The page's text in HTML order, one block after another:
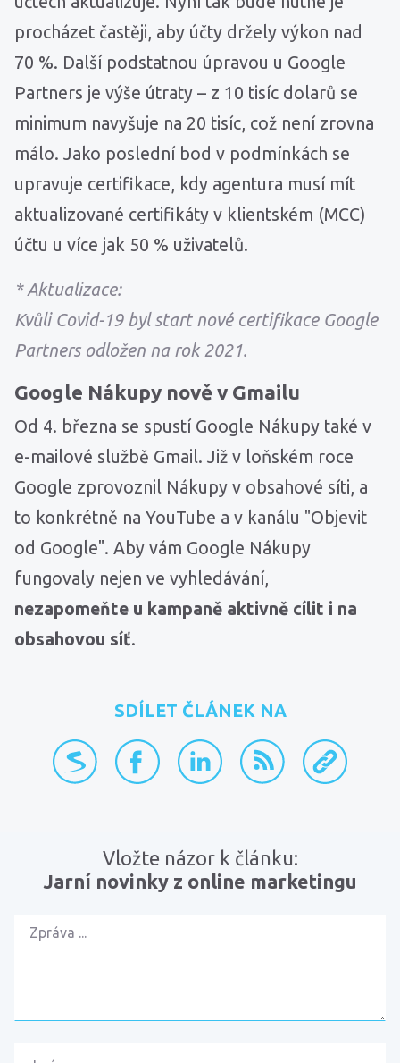
procházet častěji, aby účty držely výkon nad
70 %. Další podstatnou úpravou u Google
Partners je výše útraty – z 10 tisíc dolarů se
minimum navyšuje na 20 tisíc, což není zrovna
málo. Jako poslední bod v podmínkách se
upravuje certifikace, kdy agentura musí mít
aktualizované certifikáty v klientském (MCC)
účtu u více jak 50 % uživatelů.
* Aktualizace:
Kvůli Covid-19 byl start nové certifikace Google
Partners odložen na rok 2021.
Google Nákupy nově v Gmailu
Od 4. března se spustí Google Nákupy také v
e-mailové službě Gmail. Již v loňském roce
Google zprovoznil Nákupy v obsahové síti, a
to konkrétně na YouTube a v kanálu "Objevit
od Google". Aby vám Google Nákupy
fungovaly nejen ve vyhledávání,
nezapomeňte u kampaně aktivně cílit i na
obsahovou síť.
SDÍLET ČLÁNEK NA
přidat na Seznam.cz
sdílet na Facebooku
sdílet na LinkedInu
RSS kanálzkopírovat
Vložte názor k článku:
Jarní novinky z online marketingu